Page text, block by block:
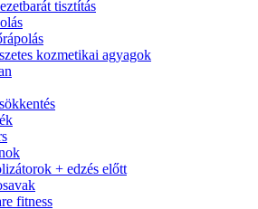
tisztítás
kozmetikai agyagok
+ edzés előtt
fitness